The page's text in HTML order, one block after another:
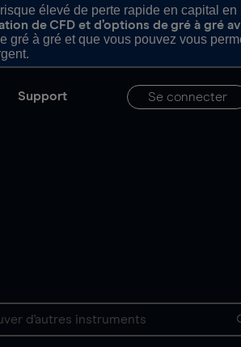
élevé de perte rapide en capital en
de CFD et d’options de gré à gré
à gré et que vous pouvez vous
Support Se connecter